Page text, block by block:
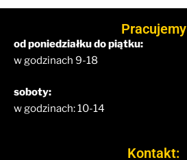
Pracujemy
od poniedziałku do piątku:
w godzinach 9-18
soboty:
w godzinach: 10-14
Kontakt: